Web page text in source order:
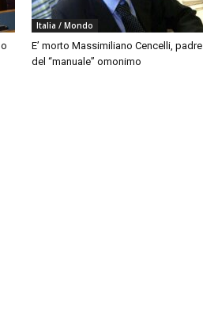
Italia / Mondo
E’ morto Massimiliano Cencelli, padre
del “manuale” omonimo